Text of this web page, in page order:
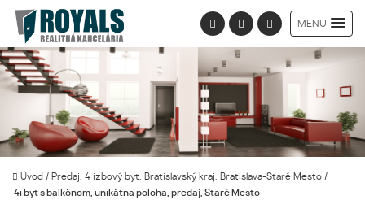
MENU
Úvod / Predaj, 4 izbový byt, Bratislavský kraj, Bratislava-Staré Mesto /
4i byt s balkónom, unikátna poloha, predaj, Staré Mesto